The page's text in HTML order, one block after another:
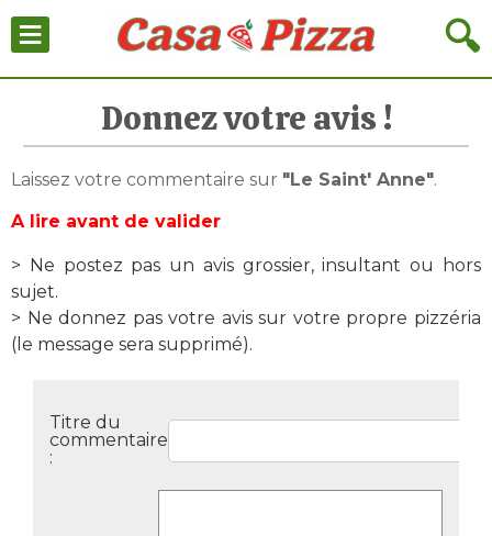
🔍
≡
Donnez votre avis !
Laissez votre commentaire sur "Le Saint' Anne".
A lire avant de valider
> Ne postez pas un avis grossier, insultant ou hors
sujet.
> Ne donnez pas votre avis sur votre propre pizzéria
(le message sera supprimé).
Titre du
commentaire
: